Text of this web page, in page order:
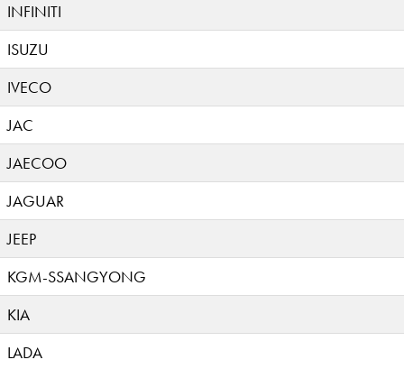
INFINITI
ISUZU
IVECO
JAC
JAECOO
JAGUAR
JEEP
KGM-SSANGYONG
KIA
LADA